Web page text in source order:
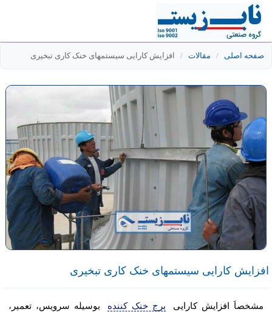
صفحه اصلی / مقالات / افزایش کارایی سیستمهای خنک کاری تبخیری
افزایش کارایی سیستمهای خنک کاری تبخیری
مشخصاَ افزایش کارایی برج خنک کننده
بوسیله سرویس، تعمیر،